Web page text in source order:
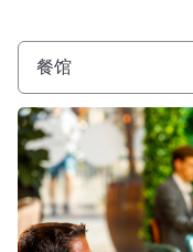
餐馆
请参阅详情